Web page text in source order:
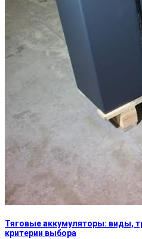
Тяговые аккумуляторы: виды,
критерии выбора